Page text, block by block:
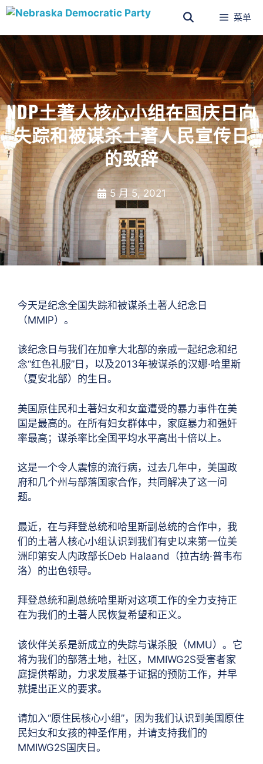
菜单
NDP土著人核心小组在国庆日向
失踪和被谋杀土著人民宣传日
的致辞
5 月 5, 2021
今天是纪念全国失踪和被谋杀土著人纪念日
（MMIP）。
该纪念日与我们在加拿大北部的亲戚一起纪念和纪
念“红色礼服”日，以及2013年被谋杀的汉娜·哈里斯
（夏安北部）的生日。
美国原住民和土著妇女和女童遭受的暴力事件在美
国是最高的。在所有妇女群体中，家庭暴力和强奸
率最高；谋杀率比全国平均水平高出十倍以上。
这是一个令人震惊的流行病，过去几年中，美国政
府和几个州与部落国家合作，共同解决了这一问
题。
最近，在与拜登总统和哈里斯副总统的合作中，我
们的土著人核心小组认识到我们有史以来第一位美
洲印第安人内政部长Deb Halaand（拉古纳·普韦布
洛）的出色领导。
拜登总统和副总统哈里斯对这项工作的全力支持正
在为我们的土著人民恢复希望和正义。
该伙伴关系是新成立的失踪与谋杀股（MMU）。它
将为我们的部落土地，社区，MMIWG2S受害者家
庭提供帮助，力求发展基于证据的预防工作，并早
就提出正义的要求。
请加入“原住民核心小组”，因为我们认识到美国原住
民妇女和女孩的神圣作用，并请支持我们的
MMIWG2S国庆日。